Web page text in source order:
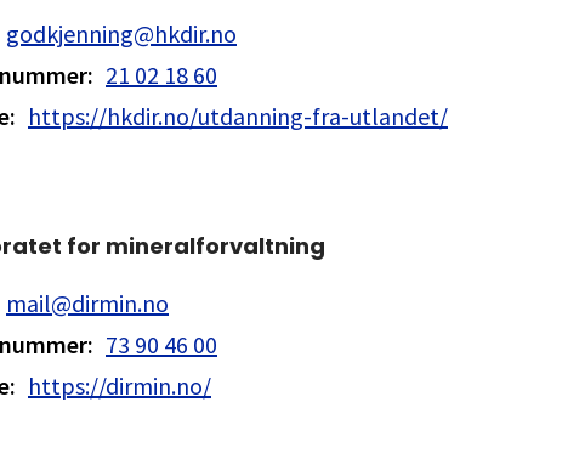
godkjenning@hkdir.no
: 21 02 18 60
: https://hkdir.no/utdanning-fra-utlandet/
for mineralforvaltning
mail@dirmin.no
: 73 90 46 00
: https://dirmin.no/